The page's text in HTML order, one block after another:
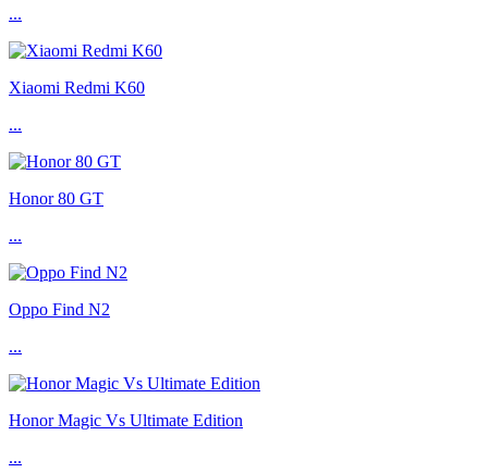
...
Xiaomi Redmi K60
...
Honor 80 GT
...
Oppo Find N2
...
Honor Magic Vs Ultimate Edition
...